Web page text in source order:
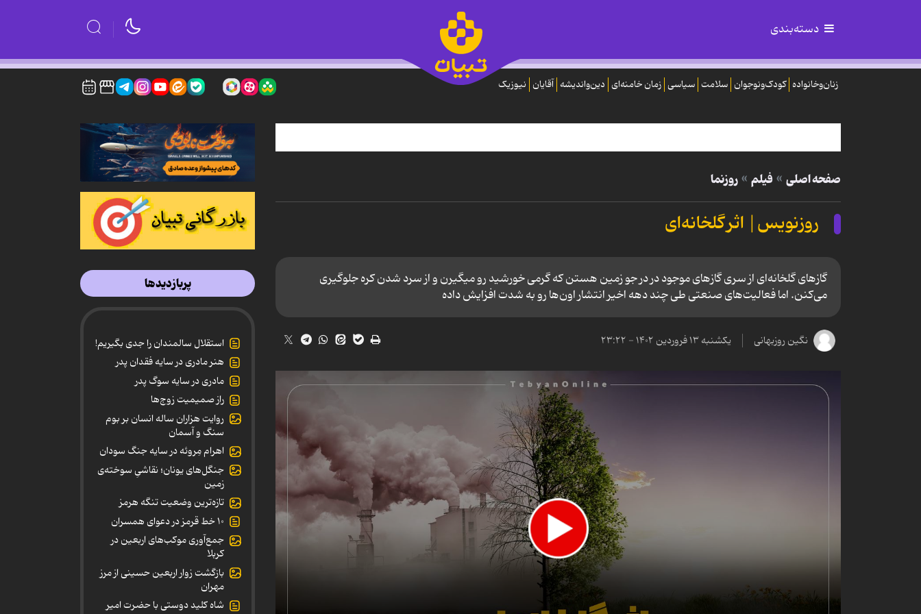
دسته‌بندی
زنان‌وخانواده کودک‌ونوجوان سلامت سیاسی زمان خامنه‌ای دین‌واندیشه آقایان نیوزیک
صفحه اصلی فیلم روزنما
روزنویس| اثر گلخانه‌ای
گازهای گلخانه‌ای از سری گازهای موجود در در جو زمین هستن که گرمی خورشید رو میگیرن و از سرد شدن کره جلوگیری
می‌کنن. اما فعالیت‌های صنعتی طی چند دهه اخیر انتشار اون‌ها رو به شدت افزایش داده
نگین روزبهانی یکشنبه ۱۳ فروردین ۱۴۰۲ - ۲۳:۲۲
پربازدیدها
استقلال سالمندان را جدی بگیریم!
هنر مادری در سایه‌ فقدان پدر
مادری در سایه سوگ پدر
راز صمیمیت زوج‌ها
روایت هزاران ساله انسان بر بوم
سنگ و آسمان
اهرام مِروئه در سایه جنگ سودان
جنگل‌های یونان؛ نقاشیِ سوخته‌ی
زمین
تازه‌ترین وضعیت تنگه هرمز
۱۰ خط قرمز در دعوای همسران
جمع‌آوری موکب‌های اربعین در
کربلا
بازگشت زوار اربعین حسینی از مرز
مهران
شاه کلید دوستی با حضرت امیر